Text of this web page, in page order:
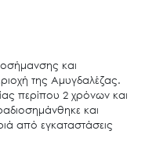
και
της Αμυγδαλέζας.
περίπου 2 χρόνων και
και
από εγκαταστάσεις